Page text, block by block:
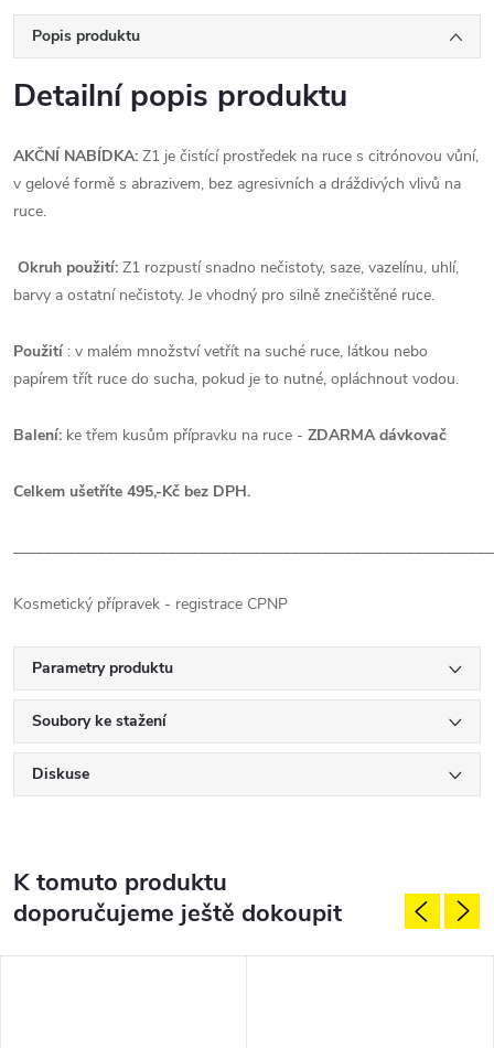
Popis produktu
Detailní popis produktu
AKČNÍ NABÍDKA: Z1 je čistící prostředek na ruce s citrónovou vůní,
v gelové formě s abrazivem, bez agresivních a dráždivých vlivů na
ruce.
Okruh použití: Z1 rozpustí snadno nečistoty, saze, vazelínu, uhlí,
barvy a ostatní nečistoty. Je vhodný pro silně znečištěné ruce.
Použití : v malém množství vetřít na suché ruce, látkou nebo
papírem třít ruce do sucha, pokud je to nutné, opláchnout vodou.
Balení: ke třem kusům přípravku na ruce - ZDARMA dávkovač
Celkem ušetříte 495,-Kč bez DPH.
Kosmetický přípravek - registrace CPNP
Parametry produktu
Soubory ke stažení
Diskuse
K tomuto produktu
doporučujeme ještě dokoupit